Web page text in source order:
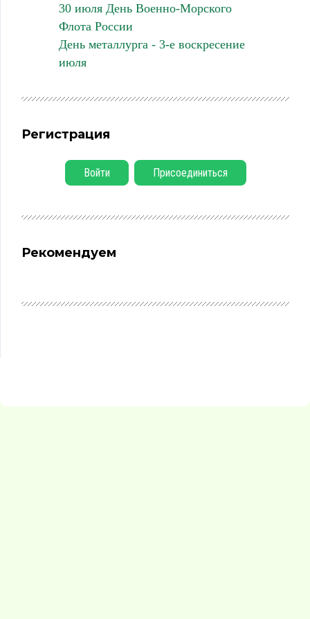
30 июля День Военно-Морского
Флота России
День металлурга - 3-е воскресение
июля
Регистрация
Войти Присоединиться
Рекомендуем